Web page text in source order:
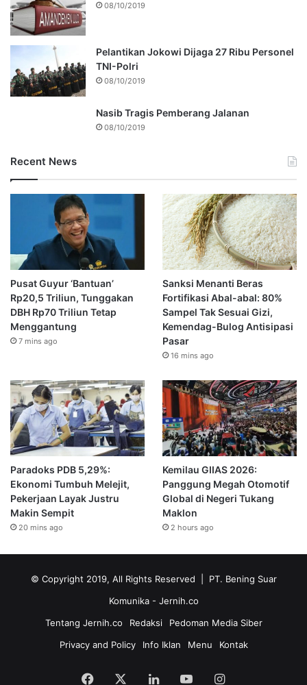
08/10/2019
Pelantikan Jokowi Dijaga 27 Ribu Personel
TNI-Polri
08/10/2019
Nasib Tragis Pemberang Jalanan
08/10/2019
Recent News
Pusat Guyur ‘Bantuan’
Rp20,5 Triliun, Tunggakan
DBH Rp70 Triliun Tetap
Menggantung
7 mins ago
Sanksi Menanti Beras
Fortifikasi Abal-abal: 80%
Sampel Tak Sesuai Gizi,
Kemendag-Bulog Antisipasi
Pasar
16 mins ago
Paradoks PDB 5,29%:
Ekonomi Tumbuh Melejit,
Pekerjaan Layak Justru
Makin Sempit
20 mins ago
Kemilau GIIAS 2026:
Panggung Megah Otomotif
Global di Negeri Tukang
Maklon
2 hours ago
© Copyright 2019, All Rights Reserved | PT. Bening Suar
Komunika - Jernih.co
Tentang Jernih.co
Redaksi
Pedoman Media Siber
Privacy and Policy
Info Iklan Menu Kontak
Facebook LinkedInYouTubeInstagram